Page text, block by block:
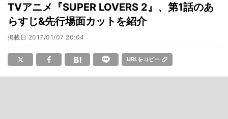
TVアニメ『SUPER LOVERS 2』、第1話のあ
らすじ&先行場面カットを紹介
掲載日 2017/01/07 20:04
URLをコピー